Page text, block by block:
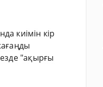
киімін кір
"ақырғы